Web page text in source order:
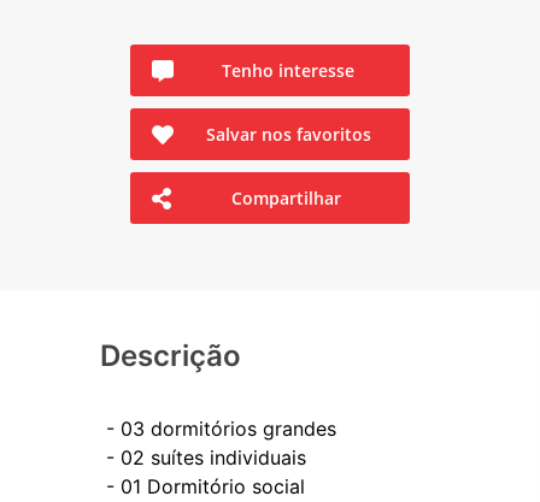
Tenho interesse
Salvar nos favoritos
Compartilhar
Descrição
- ⁠03 dormitórios grandes
- ⁠02 suítes individuais
- ⁠⁠01 Dormitório social